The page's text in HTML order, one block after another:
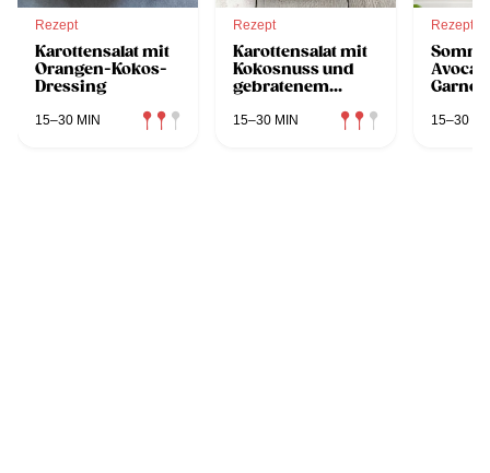
Rezept
Karottensalat mit
Orangen-Kokos-
Dressing
15–30 MIN
Rezept
Karottensalat mit
Kokosnuss und
gebratenem
15–30 MIN
Rezept
15–30